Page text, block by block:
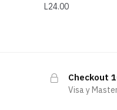
L24.00
Checkout
Visa y